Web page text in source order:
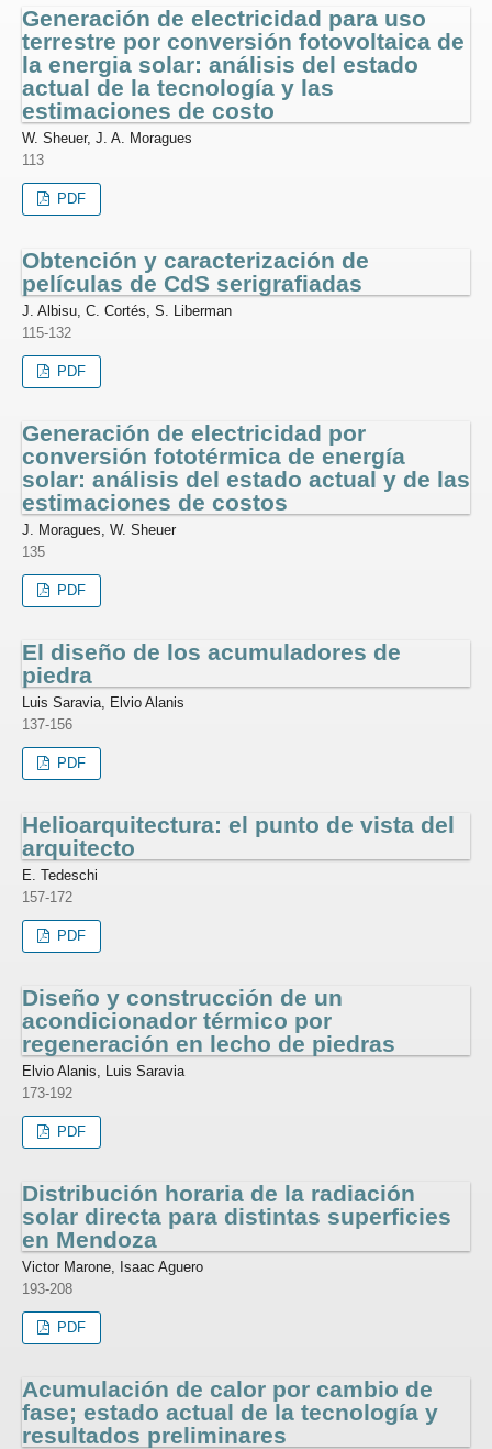
Generación de electricidad para uso
terrestre por conversión fotovoltaica de
la energia solar: análisis del estado
actual de la tecnología y las
estimaciones de costo
W. Sheuer, J. A. Moragues
113
PDF
Obtención y caracterización de
películas de CdS serigrafiadas
J. Albisu, C. Cortés, S. Liberman
115-132
PDF
Generación de electricidad por
conversión fototérmica de energía
solar: análisis del estado actual y de las
estimaciones de costos
J. Moragues, W. Sheuer
135
PDF
El diseño de los acumuladores de
piedra
Luis Saravia, Elvio Alanis
137-156
PDF
Helioarquitectura: el punto de vista del
arquitecto
E. Tedeschi
157-172
PDF
Diseño y construcción de un
acondicionador térmico por
regeneración en lecho de piedras
Elvio Alanis, Luis Saravia
173-192
PDF
Distribución horaria de la radiación
solar directa para distintas superficies
en Mendoza
Victor Marone, Isaac Aguero
193-208
PDF
Acumulación de calor por cambio de
fase; estado actual de la tecnología y
resultados preliminares